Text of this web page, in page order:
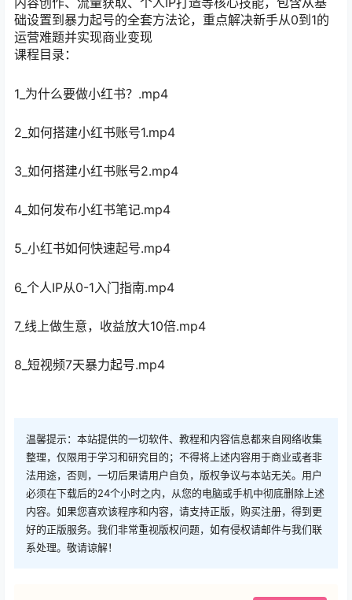
础设置到暴力起号的全套方法论，重点解决新手从0到1的
运营难题并实现商业变现
课程目录：
1_为什么要做小红书？.mp4
2_如何搭建小红书账号1.mp4
3_如何搭建小红书账号2.mp4
4_如何发布小红书笔记.mp4
5_小红书如何快速起号.mp4
6_个人IP从0-1入门指南.mp4
7_线上做生意，收益放大10倍.mp4
8_短视频7天暴力起号.mp4
温馨提示：本站提供的一切软件、教程和内容信息都来自网络收集
整理，仅限用于学习和研究目的；不得将上述内容用于商业或者非
法用途，否则，一切后果请用户自负，版权争议与本站无关。用户
必须在下载后的24个小时之内，从您的电脑或手机中彻底删除上述
内容。如果您喜欢该程序和内容，请支持正版，购买注册，得到更
好的正版服务。我们非常重视版权问题，如有侵权请邮件与我们联
系处理。敬请谅解！